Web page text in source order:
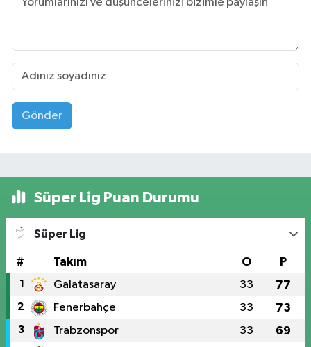
Gönder
Süper Lig Puan Durumu
Süper Lig
# Takım O P
1 Galatasaray 33 77
2 Fenerbahçe 33 73
3 Trabzonspor 33 69